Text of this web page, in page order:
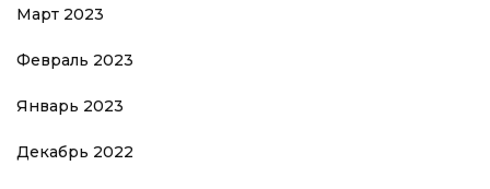
Март 2023
Февраль 2023
Январь 2023
Декабрь 2022